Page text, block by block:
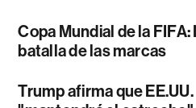
Copa Mundial de la FIFA:
batalla de las marcas
Trump afirma que EE.UU.